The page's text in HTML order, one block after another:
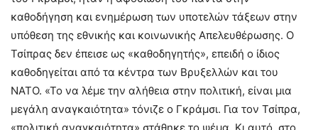
καθοδήγηση και ενημέρωση των υποτελών τάξεων στην
υπόθεση της εθνικής και κοινωνικής Απελευθέρωσης. Ο
Τσίπρας δεν έπεισε ως «καθοδηγητής», επειδή ο ίδιος
καθοδηγείται από τα κέντρα των Βρυξελλών και του
ΝΑΤΟ. «Το να λέμε την αλήθεια στην πολιτική, είναι μια
μεγάλη αναγκαιότητα» τόνιζε ο Γκράμσι. Για τον Τσίπρα,
«πολιτική αναγκαιότητα» στάθηκε το ψέμα. Κι αυτό, στο